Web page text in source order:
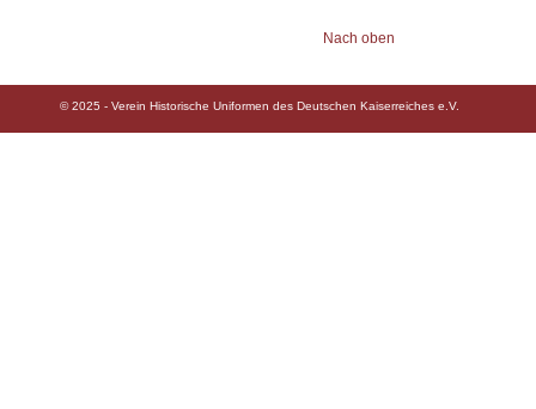
Nach oben
© 2025 - Verein Historische Uniformen des Deutschen Kaiserreiches e.V.